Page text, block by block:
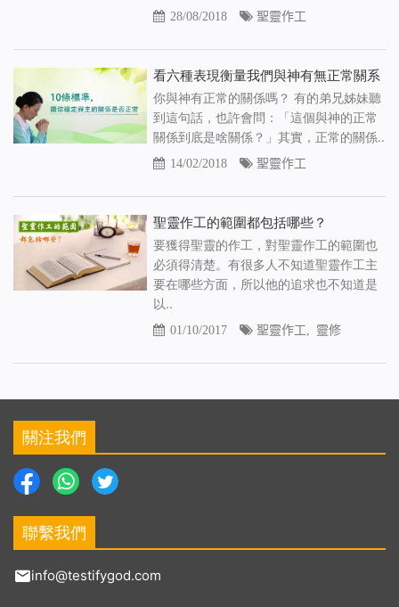
28/08/2018 聖靈作工
看六種表現衡量我們與神有無正常關系
你與神有正常的關係嗎？ 有的弟兄姊妹聽
到這句話，也許會問：「這個與神的正常
關係到底是啥關係？」其實，正常的關係..
14/02/2018 聖靈作工
聖靈作工的範圍都包括哪些？
要獲得聖靈的作工，對聖靈作工的範圍也
必須得清楚。有很多人不知道聖靈作工主
要在哪些方面，所以他的追求也不知道是
以..
01/10/2017 聖靈作工 靈修
關注我們
聯繫我們
info@testifygod.com